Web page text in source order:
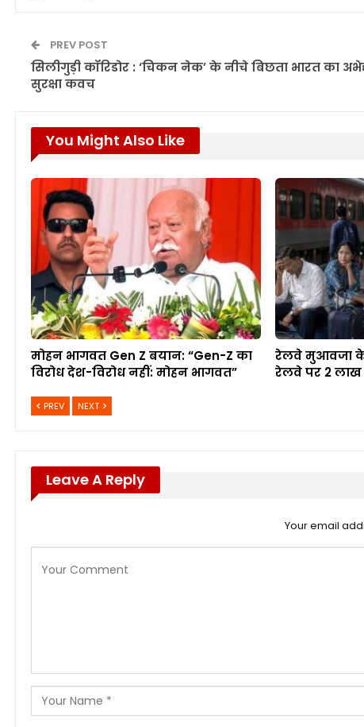
PREV POST
सिलीगुड़ी कॉरिडोर : ‘चिकन नेक’ के नीचे बिछता भारत का
सुरक्षा कवच
You Might Also Like
मोहन भागवत Gen Z बयान: “Gen-Z का
विरोध देश-विरोध नहीं: मोहन भागवत”
रेलवे मुआवजा
रेलवे पर 2 लाख
PREV NEXT
Leave A Reply
Your email